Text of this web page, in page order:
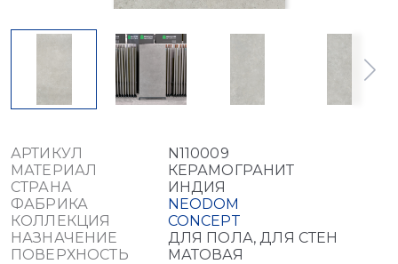
АРТИКУЛ
N110009
МАТЕРИАЛ
КЕРАМОГРАНИТ
СТРАНА
ИНДИЯ
ФАБРИКА
NEODOM
КОЛЛЕКЦИЯ
CONCEPT
НАЗНАЧЕНИЕ
ДЛЯ ПОЛА, ДЛЯ СТЕН
ПОВЕРХНОСТЬ
МАТОВАЯ